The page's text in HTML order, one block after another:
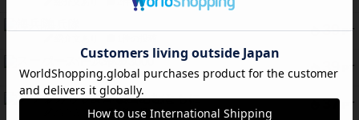
39 PT
PT
スーパーストア3000
紹介文なし 1件の投稿
37 PT
フリップ７：復讐心とともに
紹介文なし 2件の投稿